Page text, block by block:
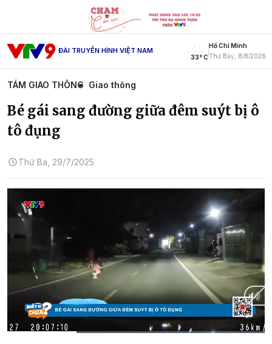
ĐÀI TRUYỀN HÌNH VIỆT NAM
33° C
Hồ Chí Minh
Thứ Bảy, 8/8/2026
TÁM GIAO THÔNG Giao thông
Bé gái sang đường giữa đêm suýt bị ô
tô đụng
Thứ Ba, 29/7/2025